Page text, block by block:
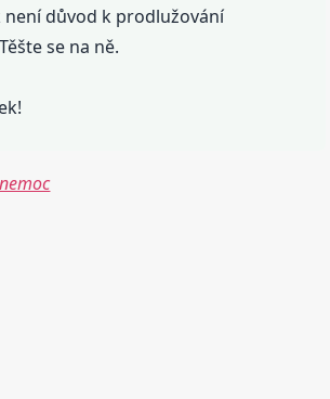
důvod k prodlužování
se na ně.